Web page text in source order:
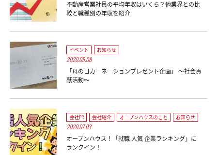
不動産営業社員の平均年収はいくら？他業界との比
較と職種別の年収を紹介
イベント お知らせ
2020.05.08
「母の日カーネーションプレゼント企画」 ～社会貢
献活動～
会社PR 会社紹介 オープンハウスのこと お知らせ
2020.07.03
オープンハウス！「就職 人気 企業ランキング」に
ランクイン！